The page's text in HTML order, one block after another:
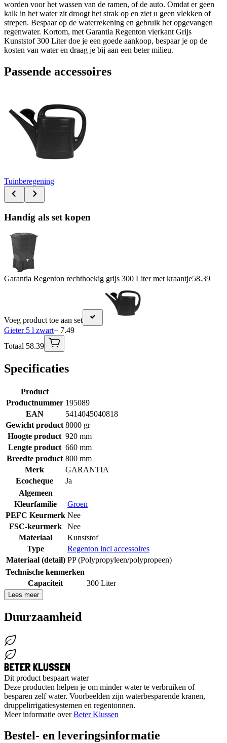
worden voor het wassen van de ramen, of de auto. Omdat er geen
kalk in het water zit droogt het strak op en ziet u geen vlekken of
strepen. Bespaar op de waterrekening en gebruik het opgevangen
regenwater. Kortom, met Garantia Regenton vierkant Grijs
Kunststof 300 Liter doe je een goede aankoop, bespaar je op de
kosten van water en draag je bij aan een beter milieu.
Passende accessoires
Tuinberegening
Handig als set kopen
Garantia Regenton rechthoekig grijs 300 Liter met kraantje58.39
Voeg product toe aan set
Gieter 5 l zwart+ 7.49
Totaal 58.39
Specificaties
Product
Productnummer 195089
EAN
5414045040818
Gewicht product 8000 gr
Hoogte product 920 mm
Lengte product 660 mm
Breedte product 800 mm
Merk
GARANTIA
Ecocheque
Ja
Algemeen
Kleurfamilie
Groen
PEFC Keurmerk Nee
FSC-keurmerk
Nee
Materiaal
Kunststof
Type
Regenton incl accessoires
Materiaal (detail) PP (Polypropyleen/polypropeen)
Technische kenmerken
Capaciteit
300 Liter
Lees meer
Duurzaamheid
Dit product bespaart water
Deze producten helpen je om minder water te verbruiken of
besparen zelf water. Voorbeelden zijn waterbesparende kranen,
druppelirrigatiesystemen en regentonnen.
Meer informatie overBeter Klussen
Bestel- en leveringsinformatie